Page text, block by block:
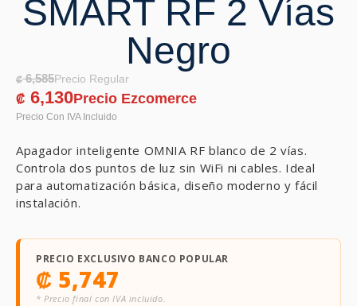
SMART RF 2 Vías
Negro
₡6,585
₡ 6,130
Apagador inteligente OMNIA RF blanco de 2 vías.
Controla dos puntos de luz sin WiFi ni cables. Ideal
para automatización básica, diseño moderno y fácil
instalación.
PRECIO EXCLUSIVO BANCO POPULAR
₡ 5,747
* Precio final con IVA incluido.